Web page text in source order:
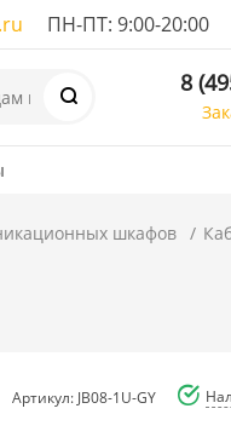
ПН-ПТ: 9:00-20:00
8
шкафов
Артикул: JB08-1U-GY